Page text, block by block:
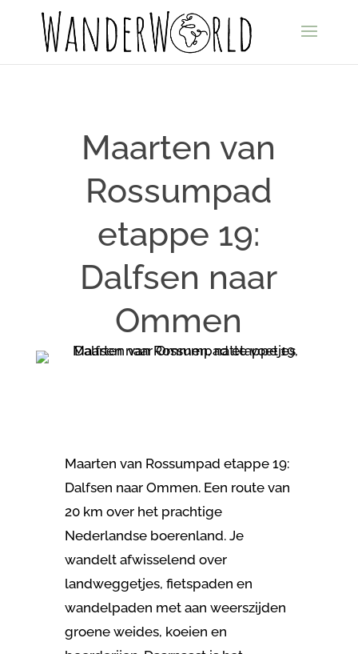
Maarten van
Rossumpad
etappe 19:
Dalfsen naar
Ommen
Maarten van Rossumpad etappe 19:
Dalfsen naar Ommen. Een route van
20 km over het prachtige
Nederlandse boerenland. Je
wandelt afwisselend over
landweggetjes, fietspaden en
wandelpaden met aan weerszijden
groene weides, koeien en